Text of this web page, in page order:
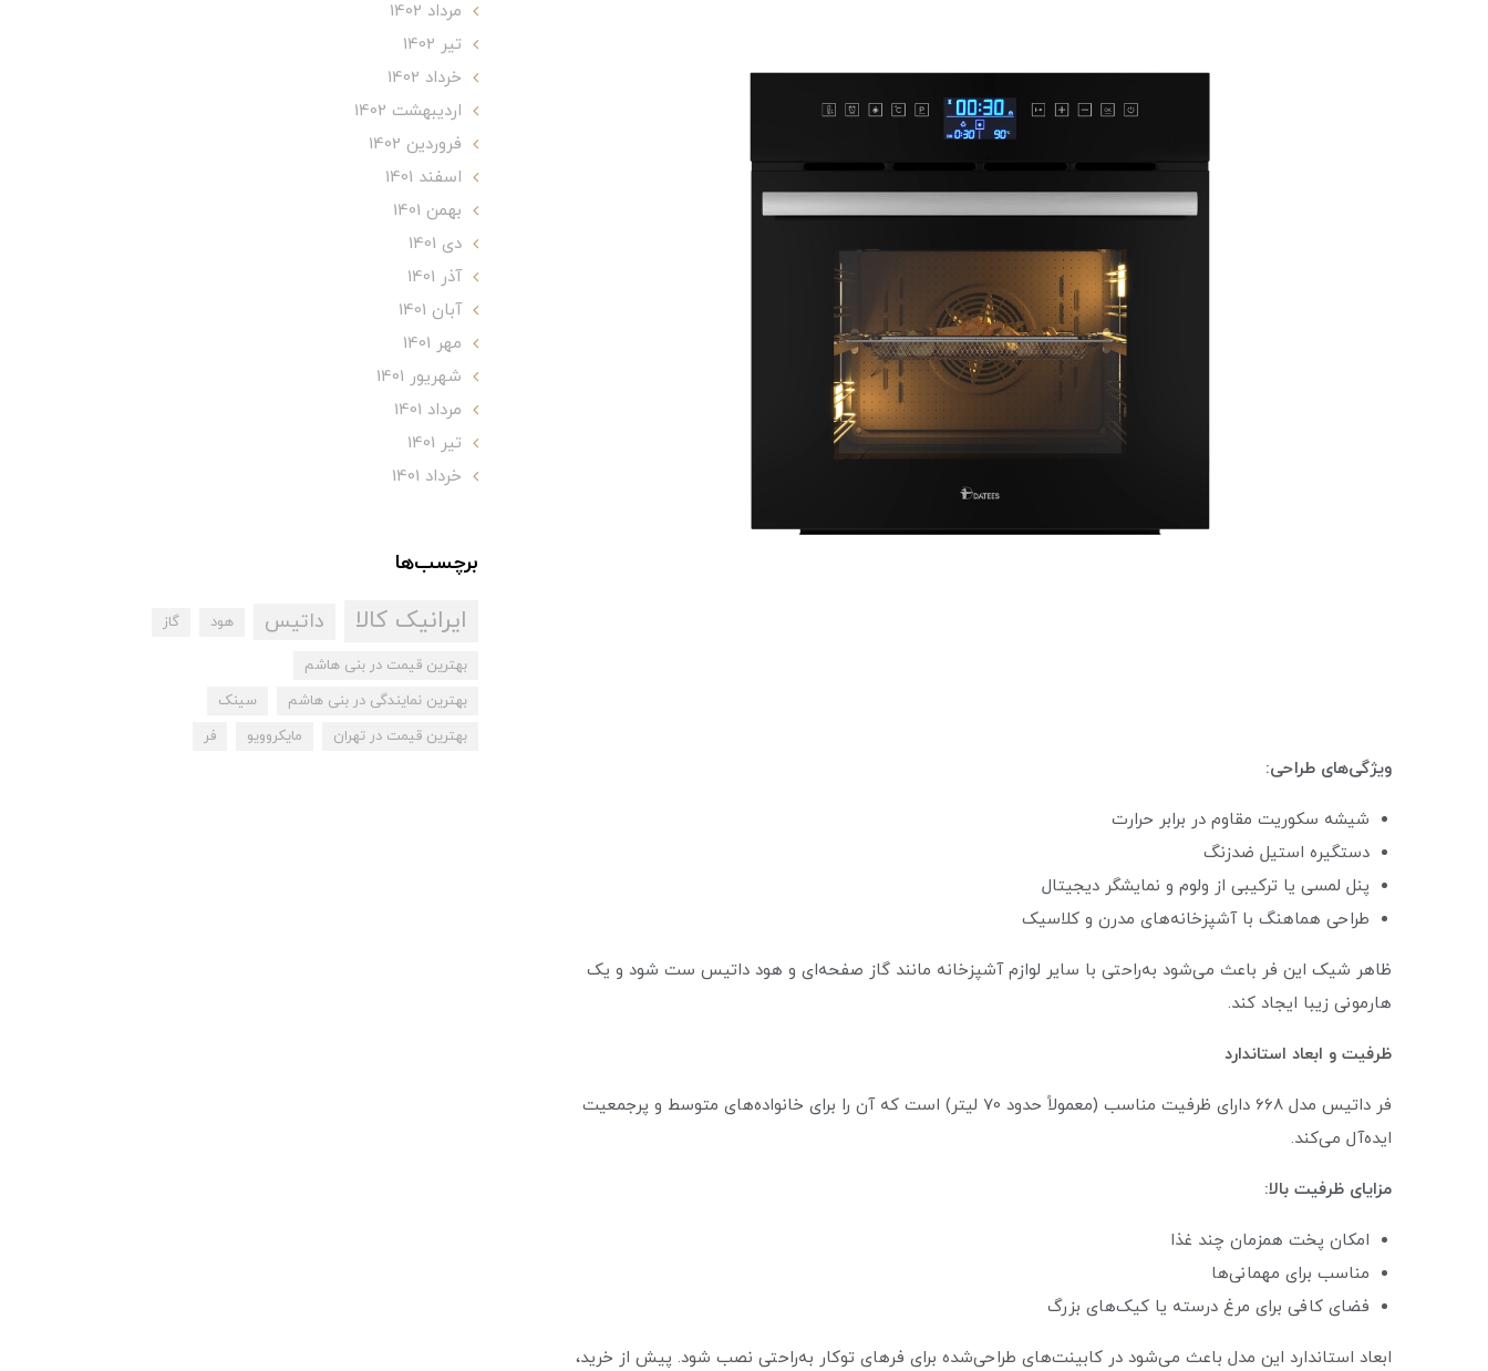
ویژگی‌های طراحی:
شیشه سکوریت مقاوم در برابر حرارت
دستگیره استیل ضدزنگ
پنل لمسی یا ترکیبی از ولوم و نمایشگر دیجیتال
طراحی هماهنگ با آشپزخانه‌های مدرن و کلاسیک
ظاهر شیک این فر باعث می‌شود به‌راحتی با سایر لوازم آشپزخانه مانند گاز صفحه‌ای و هود داتیس ست شود و یک
هارمونی زیبا ایجاد کند.
ظرفیت و ابعاد استاندارد
فر داتیس مدل 668 دارای ظرفیت مناسب (معمولاً حدود 70 لیتر) است که آن را برای خانواده‌های متوسط و پرجمعیت
ایده‌آل می‌کند.
مزایای ظرفیت بالا:
امکان پخت همزمان چند غذا
مناسب برای مهمانی‌ها
فضای کافی برای مرغ درسته یا کیک‌های بزرگ
ابعاد استاندارد این مدل باعث می‌شود در کابینت‌های طراحی‌شده برای فرهای توکار به‌راحتی نصب شود. پیش از خرید،
مرداد 1402
تير 1402
خرداد 1402
ارديبهشت 1402
فروردین 1402
اسفند 1401
بهمن 1401
دی 1401
آذر 1401
آبان 1401
مهر 1401
شهریور 1401
مرداد 1401
تير 1401
خرداد 1401
برچسب‌ها
ایرانیک کالا داتیس هود گاز
بهترین قیمت در بنی هاشم
بهترین نمایندگی در بنی هاشم
سینک
بهترین قیمت در تهران
مایکروویو فر